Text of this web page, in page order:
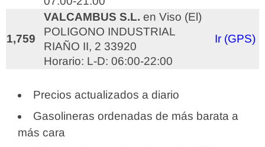
1,759
VALCAMBUS S.L. en Viso (El)
POLIGONO INDUSTRIAL
RIAÑO II, 2 33920
Horario: L-D: 06:00-22:00
Ir (GPS)
Precios actualizados a diario
Gasolineras ordenadas de más barata a
más cara